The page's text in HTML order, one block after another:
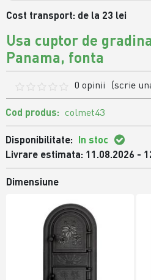
Cost transport: de la 23 lei
Usa cuptor de
Panama, fonta
0 opinii (scrie
Cod produs: colmet43
Disponibilitate: In stoc
Livrare estimata: 11.08.2026 -
Dimensiune